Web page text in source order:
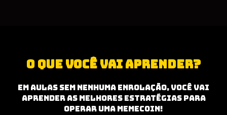
O QUE VOCÊ VAI APRENDER?
Em aulas sem nenhuma enrolação, você vai
aprender AS melhores ESTRATÉGIAS PARA
OPERAR UMA MEMECOIN!